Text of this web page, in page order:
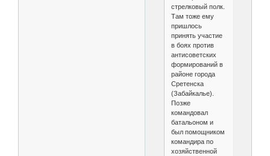
стрелковый полк.
Там тоже ему
пришлось
принять участие
в боях против
антисоветских
формирований в
районе города
Сретенска
(Забайкалье).
Позже
командовал
батальоном и
был помощником
командира по
хозяйственной